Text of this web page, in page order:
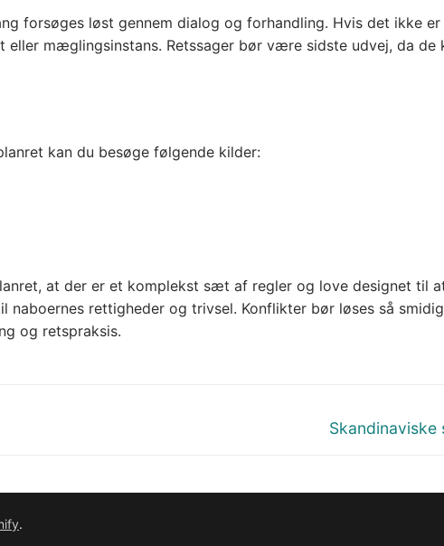
forsøges løst gennem dialog og forhandling. Hvis det ikke er
mæglingsinstans. Retssager bør være sidste udvej, da de
kan du besøge følgende kilder:
at der er et komplekst sæt af regler og love designet til
naboernes rettigheder og trivsel. Konflikter bør løses så
og retspraksis.
Next
Skandinaviske
.